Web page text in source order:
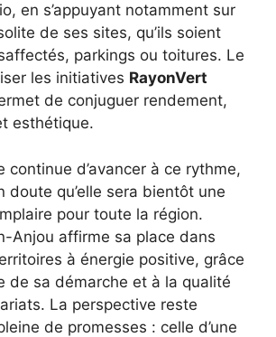
en s’appuyant notamment sur
de ses sites, qu’ils soient
parkings ou toitures. Le
les initiatives RayonVert
de conjuguer rendement,
esthétique.
continue d’avancer à ce rythme,
doute qu’elle sera bientôt une
pour toute la région.
Anjou affirme sa place dans
à énergie positive, grâce
de sa démarche et à la qualité
La perspective reste
de promesses : celle d’une